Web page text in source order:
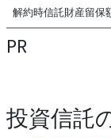
解約時信託財産留保
PR
投資信託